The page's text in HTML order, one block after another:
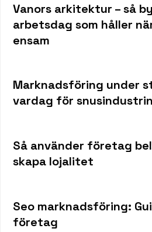
Vanors arkitektur – så
arbetsdag som håller
ensam
Marknadsföring under
vardag för snusindustrin
Så använder företag
skapa lojalitet
Seo marknadsföring:
företag